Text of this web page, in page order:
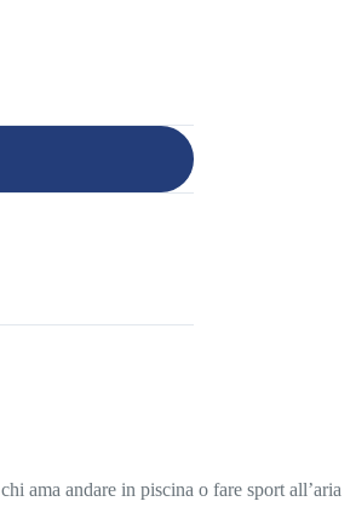
ama andare in piscina o fare sport all’aria